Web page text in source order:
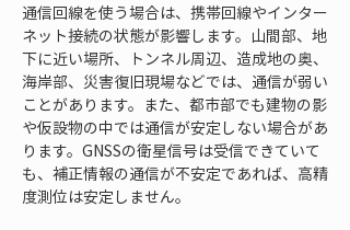
通信回線を使う場合は、携帯回線やインター
ネット接続の状態が影響します。山間部、地
下に近い場所、トンネル周辺、造成地の奥、
海岸部、災害復旧現場などでは、通信が弱い
ことがあります。また、都市部でも建物の影
や仮設物の中では通信が安定しない場合があ
ります。GNSSの衛星信号は受信できていて
も、補正情報の通信が不安定であれば、高精
度測位は安定しません。